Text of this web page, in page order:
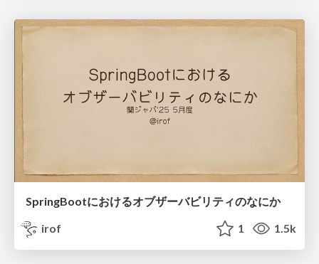
SpringBootにおけるオブザーバビリティのなにか
irof
1 1.5k